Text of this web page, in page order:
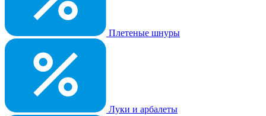
Плетеные шнуры
Луки и арбалеты